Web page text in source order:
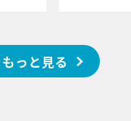
っと見る